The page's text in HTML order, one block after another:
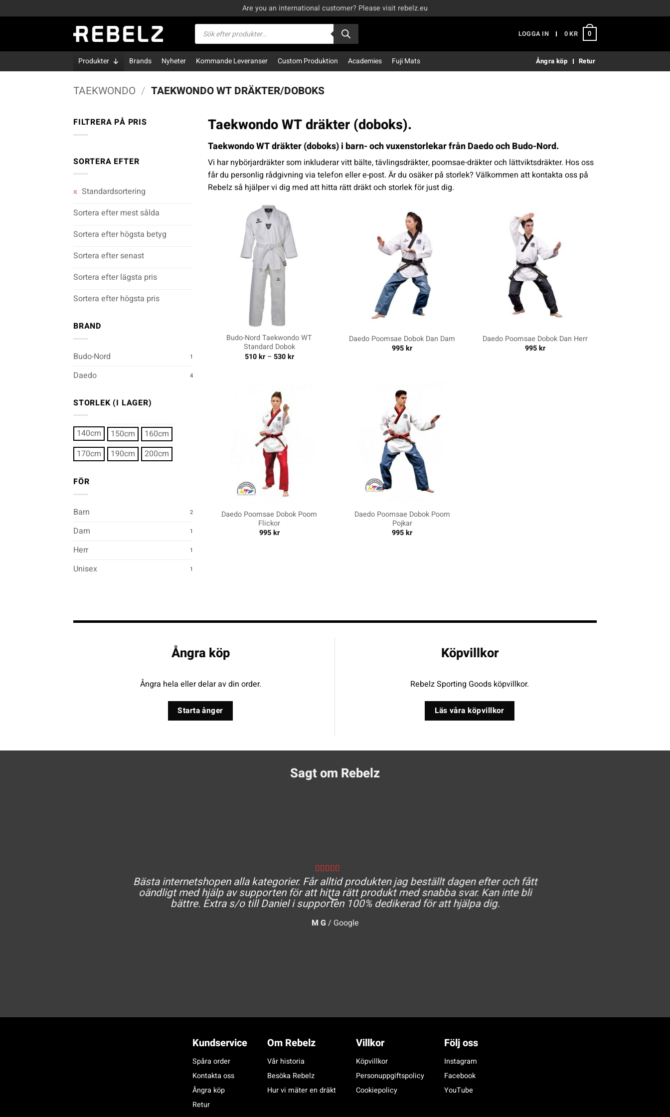
to
Are you an international customer? Please visit rebelz.eu
Produktsökning
LOGGA IN
0KR 0
Produkter Brands Nyheter Kommande Leveranser Custom Produktion Academies Fuji Mats Ångra köp Retur
TAEKWONDO / TAEKWONDO WT DRÄKTER/DOBOKS
FILTRERA PÅ PRIS
SORTERA EFTER
Standardsortering
Sortera efter mest sålda
Sortera efter högsta betyg
Sortera efter senast
Sortera efter lägsta pris
Sortera efter högsta pris
BRAND
Budo-Nord 1
Daedo 4
STORLEK (I LAGER)
140cm 150cm
160cm
170cm
190cm 200cm
FÖR
Barn 2
Dam 1
Herr 1
Unisex 1
Taekwondo WT dräkter (doboks).
Taekwondo WT dräkter (doboks) i barn- och vuxenstorlekar från Daedo och Budo-Nord.
Vi har nybörjardräkter som inkluderar vitt bälte, tävlingsdräkter, poomsae-dräkter och lättviktsdräkter. Hos oss
får du personlig rådgivning via telefon eller e-post. Är du osäker på storlek? Välkommen att kontakta oss på
Rebelz så hjälper vi dig med att hitta rätt dräkt och storlek för just dig.
Budo-Nord Taekwondo WT
Standard Dobok
510kr –530krPrice
Daedo Poomsae Dobok Dan Dam
995kr
Daedo Poomsae Dobok Dan Herr
995kr
Daedo Poomsae Dobok Poom
Flickor
995kr
Daedo Poomsae Dobok Poom
Pojkar
995kr
Ångra köp
Ångra hela eller delar av din order.
Starta ånger
Köpvillkor
Rebelz Sporting Goods köpvillkor.
Läs våra köpvillkor
Sagt om Rebelz
Bästa internetshopen alla kategorier. Får alltid produkten jag beställt dagen efter och fått
oändligt med hjälp av supporten för att hitta rätt produkt med snabba svar. Kan inte bli
bättre. Extra s/o till Daniel i supporten 100% dedikerad för att hjälpa dig.
M G / Google
Kundservice
Spåra order
Kontakta oss
Ångra köp
Retur
Om Rebelz
Vår historia
Besöka Rebelz
Hur vi mäter en dräkt
Villkor
Köpvillkor
Personuppgiftspolicy
Cookiepolicy
Följ oss
Instagram
Facebook
YouTube